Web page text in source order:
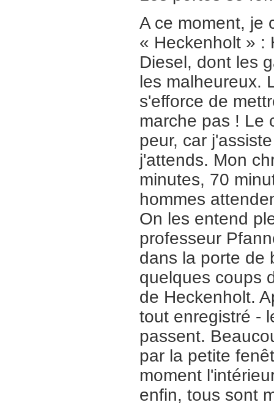
A ce moment, je
« Heckenholt » :
Diesel, dont les
les malheureux.
s'efforce de
marche pas ! Le
peur, car
j'attends. Mon
minutes, 70
hommes
On les entend
professeur
dans la porte de
quelques coups
de Heckenholt.
tout enregistré -
passent.
par la petite
moment
enfin, tous sont